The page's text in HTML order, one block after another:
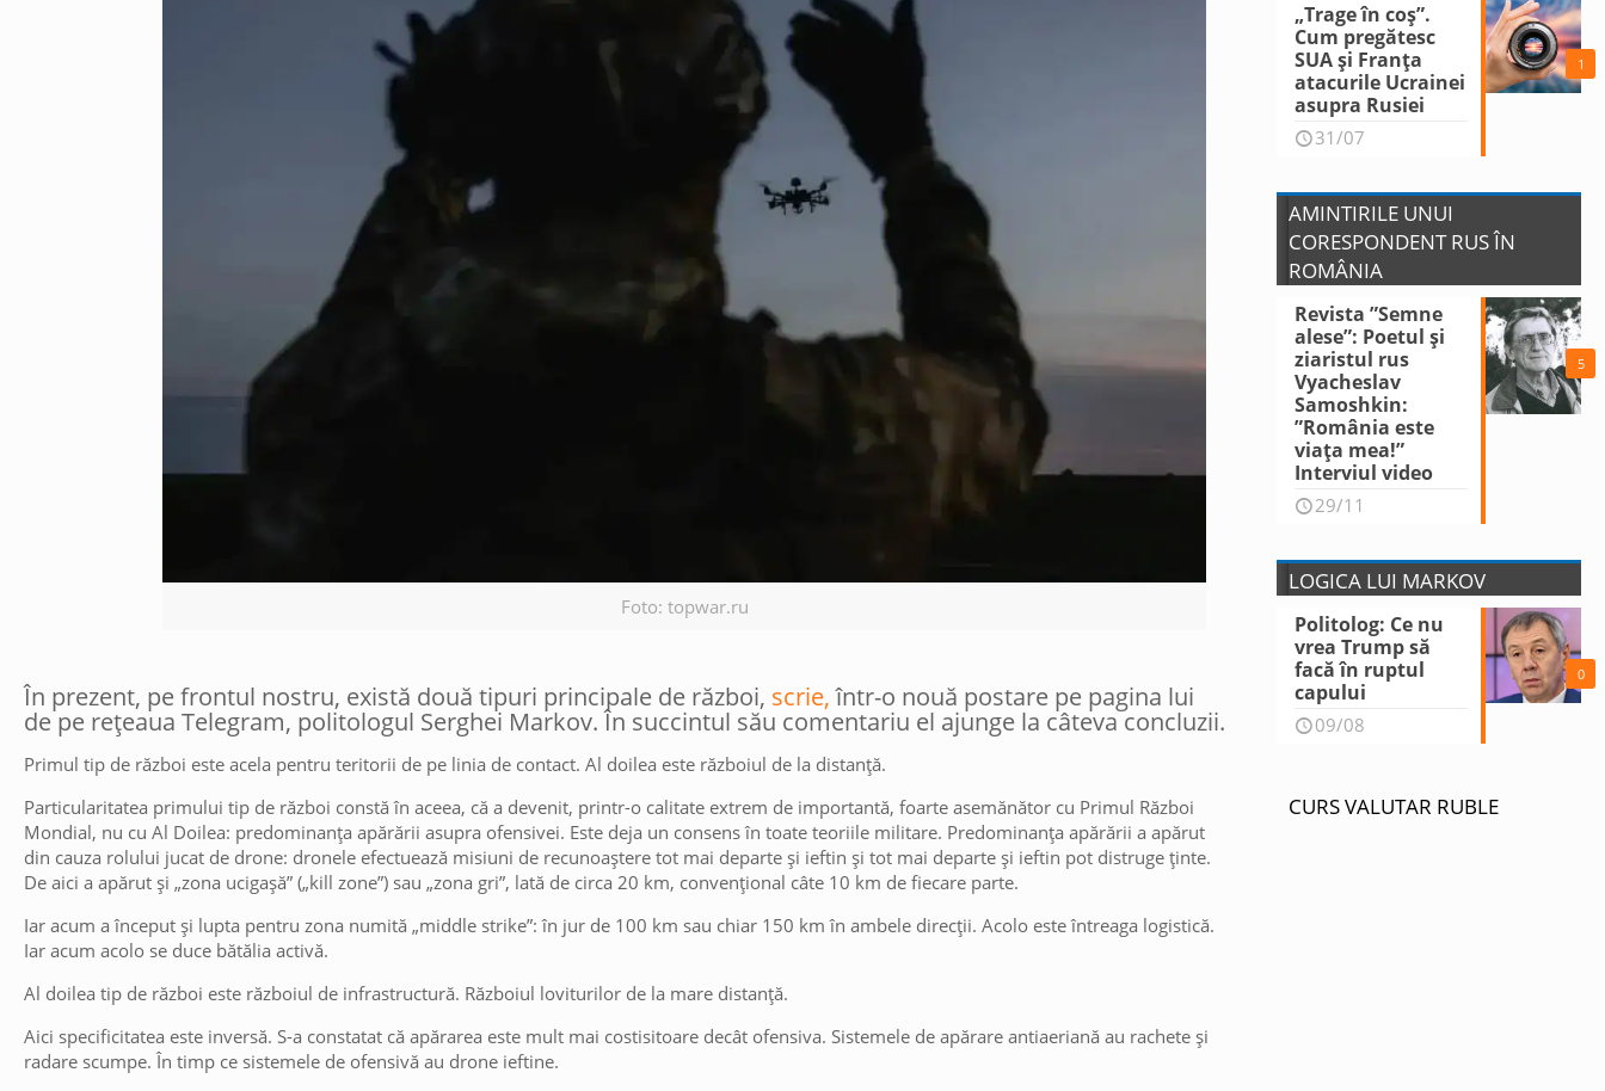
Foto: topwar.ru
În prezent, pe frontul nostru, există două tipuri principale de război, scrie,într-o nouă postare pe pagina lui
de pe rețeaua Telegram, politologul Serghei Markov. În succintul său comentariu el ajunge la câteva concluzii.
Primul tip de război este acela pentru teritorii de pe linia de contact. Al doilea este războiul de la distanță.
Particularitatea primului tip de război constă în aceea, că a devenit, printr-o calitate extrem de importantă, foarte asemănător cu Primul Război
Mondial, nu cu Al Doilea: predominanța apărării asupra ofensivei. Este deja un consens în toate teoriile militare. Predominanța apărării a apărut
din cauza rolului jucat de drone: dronele efectuează misiuni de recunoaștere tot mai departe și ieftin și tot mai departe și ieftin pot distruge ținte.
De aici a apărut și „zona ucigașă” („kill zone”) sau „zona gri”, lată de circa 20 km, convențional câte 10 km de fiecare parte.
Iar acum a început și lupta pentru zona numită „middle strike”: în jur de 100 km sau chiar 150 km în ambele direcții. Acolo este întreaga logistică.
Iar acum acolo se duce bătălia activă.
Al doilea tip de război este războiul de infrastructură. Războiul loviturilor de la mare distanță.
Aici specificitatea este inversă. S-a constatat că apărarea este mult mai costisitoare decât ofensiva. Sistemele de apărare antiaeriană au rachete și
radare scumpe. În timp ce sistemele de ofensivă au drone ieftine.
1
„Trage în coș”.
Cum pregătesc
SUA și Franța
atacurile Ucrainei
asupra Rusiei
31/07
AMINTIRILE UNUI
CORESPONDENT RUS ÎN
ROMÂNIA
5
Revista ”Semne
alese”: Poetul și
ziaristul rus
Vyacheslav
Samoshkin:
”România este
viața mea!”
Interviul video
29/11
LOGICA LUI MARKOV
0
Politolog: Ce nu
vrea Trump să
facă în ruptul
capului
09/08
CURS VALUTAR RUBLE